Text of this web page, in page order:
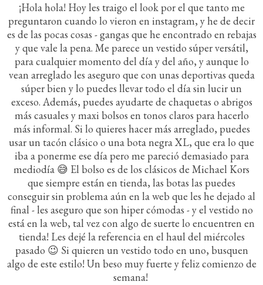
¡Hola hola! Hoy les traigo el look por el que tanto me
preguntaron cuando lo vieron en instagram, y he de decir
es de las pocas cosas - gangas que he encontrado en rebajas
y que vale la pena. Me parece un vestido súper versátil,
para cualquier momento del día y del año, y aunque lo
vean arreglado les aseguro que con unas deportivas queda
súper bien y lo puedes llevar todo el día sin lucir un
exceso. Además, puedes ayudarte de chaquetas o abrigos
más casuales y maxi bolsos en tonos claros para hacerlo
más informal. Si lo quieres hacer más arreglado, puedes
usar un tacón clásico o una bota negra XL, que era lo que
iba a ponerme ese día pero me pareció demasiado para
mediodía 😅 El bolso es de los clásicos de Michael Kors
que siempre están en tienda, las botas las puedes
conseguir sin problema aún en la web que les he dejado al
final - les aseguro que son hiper cómodas - y el vestido no
está en la web, tal vez con algo de suerte lo encuentren en
tienda! Les dejé la referencia en el haul del miércoles
pasado 😉 Si quieren un vestido todo en uno, busquen
algo de este estilo! Un beso muy fuerte y feliz comienzo de
semana!